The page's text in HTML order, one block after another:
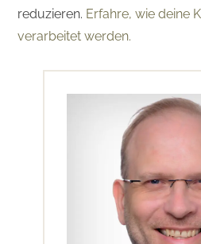
reduzieren. Erfahre, wie deine
verarbeitet werden.